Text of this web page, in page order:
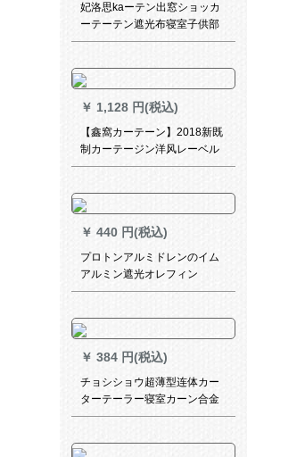
妃洛思kaーテン出窓ショッカ
ーテーテン遮光布寝室子供部
屋遮光カーターターターラッ
メトルトルトル×2メ-トルの高
さ一枚
￥ 1,128 円(税込)
【鑫窩カーテーン】2018新既
制カーテージン洋风レーベル
ビグン寝室全物理遮光防風保
ングバックカラー布（改高可
能）幅3 m*高さ2.7 m打穴款
￥ 440 円(税込)
プロトンアルミドレンのイム
アルミン遮光オレフィン
￥ 384 円(税込)
チョシショウ超薄型连体カー
ターテーラー寝室カーン合金
静音双轨内出窓トープは何枚